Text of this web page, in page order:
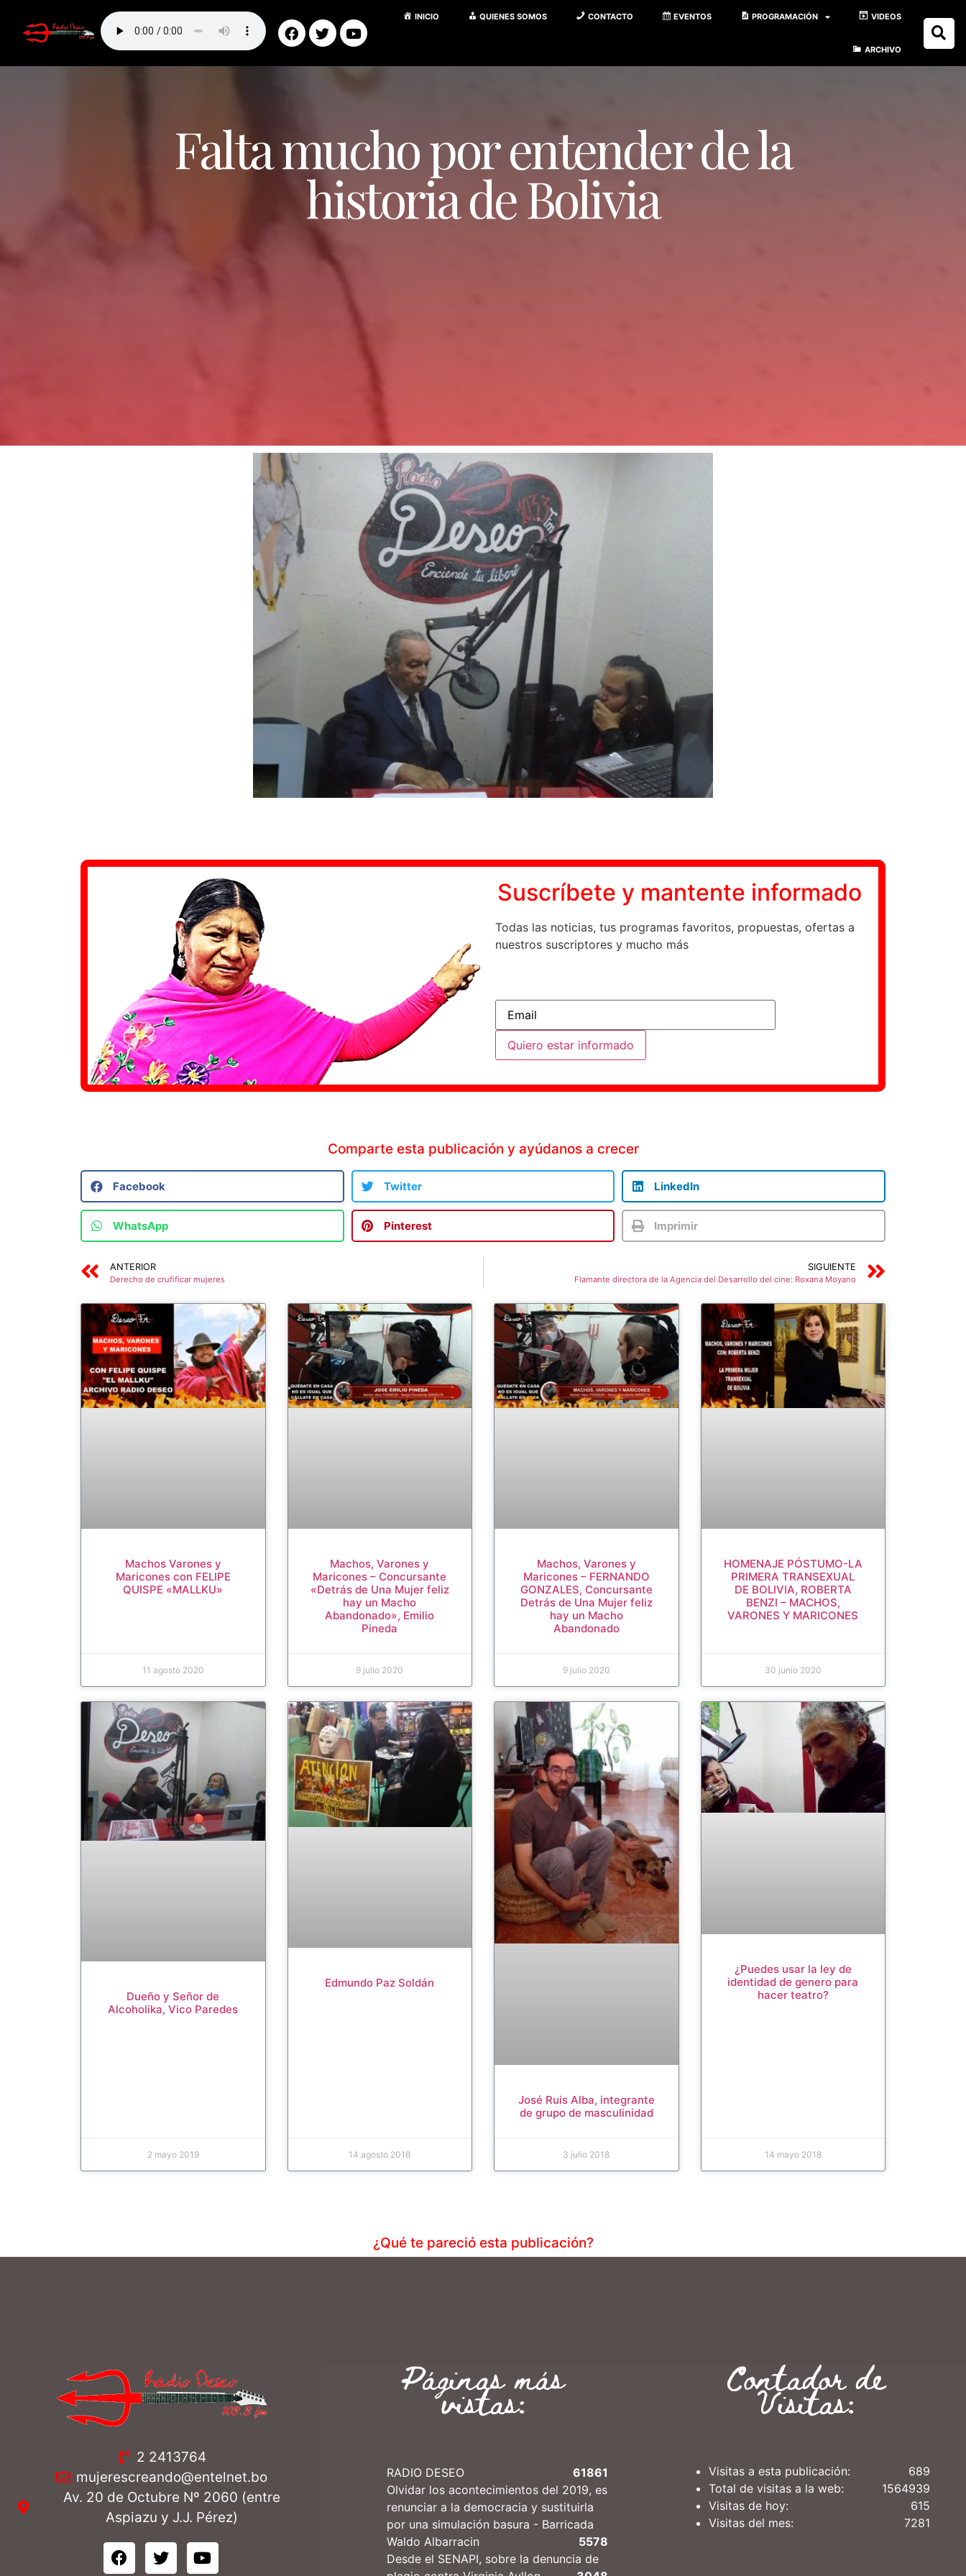
INICIO QUIENES SOMOS CONTACTO EVENTOS PROGRAMACIÓN VIDEOS
ARCHIVO
Falta mucho por entender de la
historia de Bolivia
Suscrí­bete y mantente informado
Todas las noticias, tus programas favoritos, propuestas, ofertas a
nuestros suscriptores y mucho más
Quiero estar informado
Comparte esta publicación y ayúdanos a crecer
Facebook Twitter LinkedIn
WhatsApp Pinterest Imprimir
ANTERIOR
Derecho de crufificar mujeres
SIGUIENTE
Flamante directora de la Agencia del Desarrollo del cine: Roxana Moyano
Machos Varones y
Maricones con FELIPE
QUISPE «MALLKU»
11 agosto 2020
Machos, Varones y
Maricones – Concursante
«Detrás de Una Mujer feliz
hay un Macho
Abandonado», Emilio
Pineda
9 julio 2020
Machos, Varones y
Maricones – FERNANDO
GONZALES, Concursante
Detrás de Una Mujer feliz
hay un Macho
Abandonado
9 julio 2020
HOMENAJE PÓSTUMO-LA
PRIMERA TRANSEXUAL
DE BOLIVIA, ROBERTA
BENZI – MACHOS,
VARONES Y MARICONES
30 junio 2020
Dueño y Señor de
Alcoholika, Vico Paredes
2 mayo 2019
Edmundo Paz Soldán
14 agosto 2018
José Ruis Alba, integrante
de grupo de masculinidad
3 julio 2018
¿Puedes usar la ley de
identidad de genero para
hacer teatro?
14 mayo 2018
¿Qué te pareció esta publicación?
2 2413764
mujerescreando@entelnet.bo
Av. 20 de Octubre Nº 2060 (entre
Aspiazu y J.J. Pérez)
Páginas más
vistas:
RADIO DESEO
61861
Olvidar los acontecimientos del 2019, es
renunciar a la democracia y sustituirla
por una simulación basura - Barricada
Waldo Albarracin
5578
Desde el SENAPI, sobre la denuncia de
Contador de
Visitas:
689
Visitas a esta publicación:
1564939
Total de visitas a la web:
615
Visitas de hoy:
7281
Visitas del mes: